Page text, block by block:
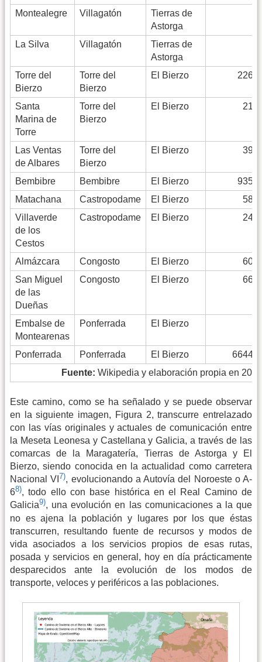
Montealegre
Villagatón
Tierras de
Astorga
La Silva Villagatón
Tierras de
Astorga
Torre del
Bierzo
Torre del
Bierzo
El Bierzo 2265
Santa
Marina de
Torre
Torre del
Bierzo
El Bierzo 213
Las Ventas
de Albares
Torre del
Bierzo
El Bierzo 393
Bembibre Bembibre El Bierzo
9356
Matachana
Castropodame El Bierzo
582
Villaverde
de los
Cestos
Castropodame El Bierzo 242
Almázcara Congosto El Bierzo
601
San Miguel
de las
Dueñas
Congosto El Bierzo 667
Embalse de
Montearenas
Ponferrada El Bierzo
Ponferrada Ponferrada El Bierzo
66447
Fuente: Wikipedia y elaboración propia en
Este camino, como se ha señalado y se puede observar
en la siguiente imagen, Figura 2, transcurre entrelazado
con las vías originales y actuales de comunicación entre
la Meseta Leonesa y Castellana y Galicia, a través de las
comarcas de la Maragatería, Tierras de Astorga y El
Bierzo, siendo conocida en la actualidad como carretera
Nacional VI 7), evolucionando a Autovía del Noroeste o A-
68), todo ello con base histórica en el Real Camino de
Galicia9), una evolución en las comunicaciones a la que
no es ajena la población y lugares por los que éstas
transcurren, resultando fuente de recursos y modos de
vida asociados a los servicios propios de esas rutas,
posada y servicios en general, hoy en día prácticamente
desparecidos ante la evolución de los modos de
transporte, veloces y periféricos a las poblaciones.